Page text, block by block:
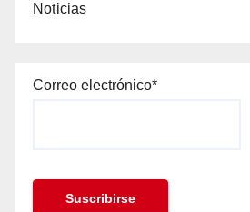
Noticias
Correo electrónico*